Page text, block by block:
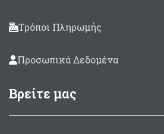
Τρόποι Πληρωμής
Προσωπικά Δεδομένα
Βρείτε μας